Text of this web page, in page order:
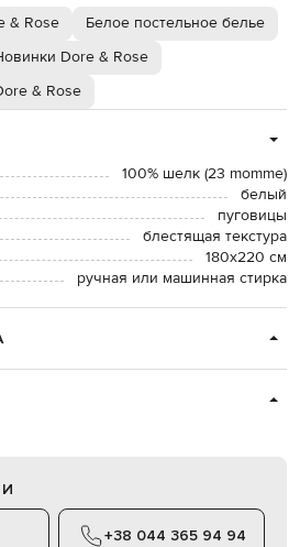
& Rose
Белое постельное белье
Dore & Rose
& Rose
100% шелк (23 momme)
белый
пуговицы
блестящая текстура
180х220 см
ручная или машинная стирка
+38 044 365 94 94